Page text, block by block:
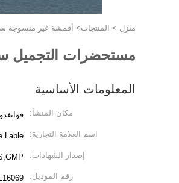
منزل > المنتجات> أقمشة غير منسوجة
مستحضرات التجميل
المعلومات الأساسية
مكان المنشأ:
اسم العلامة التجارية: Lable
إصدار الشهادات:
رقم الموديل: